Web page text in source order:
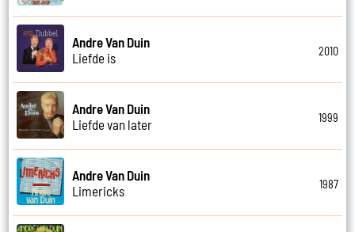
Andre Van Duin
Liefde is
2010
Andre Van Duin
Liefde van later
1999
Andre Van Duin
Limericks
1987